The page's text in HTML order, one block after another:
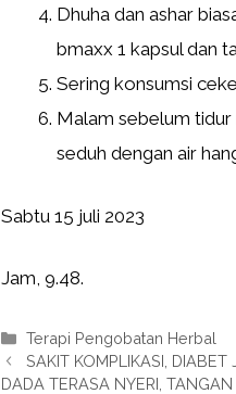
Dhuha dan ashar
bmaxx 1 kapsul dan
Sering konsumsi
Malam sebelum tidur
seduh dengan air
Sabtu 15 juli 2023
Jam, 9.48.
Kategori
Terapi Pengobatan Herbal
SAKIT KOMPLIKASI,
DADA TERASA NYERI,